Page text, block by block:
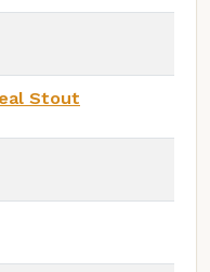
Stout